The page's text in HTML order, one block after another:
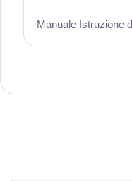
Manuale Istruzione